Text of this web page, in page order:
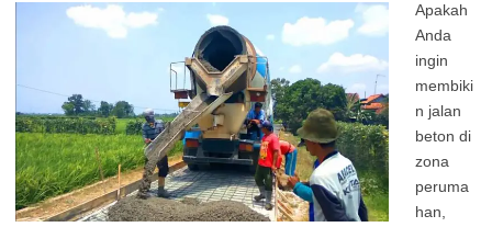
Apakah
Anda
ingin
membiki
n jalan
beton di
zona
peruma
han,